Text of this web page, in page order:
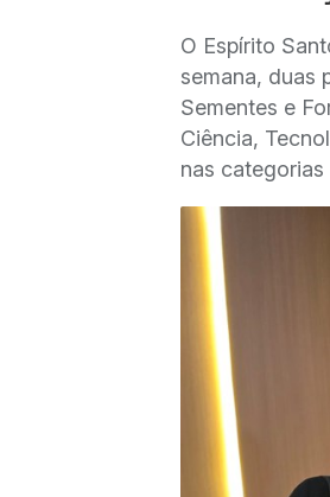
O Espírito
semana, duas
Sementes e
Ciência,
nas